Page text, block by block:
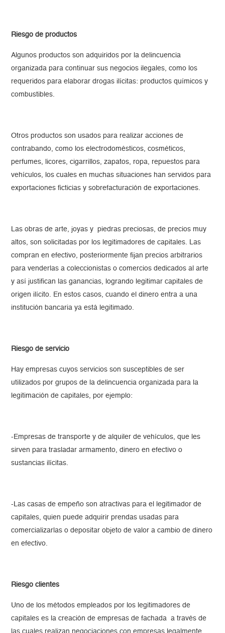
Riesgo de productos
Algunos productos son adquiridos por la delincuencia
organizada para continuar sus negocios ilegales, como los
requeridos para elaborar drogas ilícitas: productos químicos y
combustibles.
Otros productos son usados para realizar acciones de
contrabando, como los electrodomésticos, cosméticos,
perfumes, licores, cigarrillos, zapatos, ropa, repuestos para
vehículos, los cuales en muchas situaciones han servidos para
exportaciones ficticias y sobrefacturación de exportaciones.
Las obras de arte, joyas y piedras preciosas, de precios muy
altos, son solicitadas por los legitimadores de capitales. Las
compran en efectivo, posteriormente fijan precios arbitrarios
para venderlas a coleccionistas o comercios dedicados al arte
y así justifican las ganancias, logrando legitimar capitales de
origen ilícito. En estos casos, cuando el dinero entra a una
institución bancaria ya está legitimado.
Riesgo de servicio
Hay empresas cuyos servicios son susceptibles de ser
utilizados por grupos de la delincuencia organizada para la
legitimación de capitales, por ejemplo:
-Empresas de transporte y de alquiler de vehículos, que les
sirven para trasladar armamento, dinero en efectivo o
sustancias ilícitas.
-Las casas de empeño son atractivas para el legitimador de
capitales, quien puede adquirir prendas usadas para
comercializarlas o depositar objeto de valor a cambio de dinero
en efectivo.
Riesgo clientes
Uno de los métodos empleados por los legitimadores de
capitales es la creación de empresas de fachada a través de